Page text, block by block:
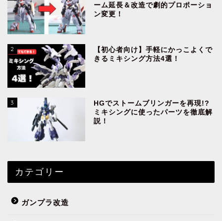
ーム延長＆改造で劇的プロポーショ
ン変更！
2
【初心者向け】手軽にかっこよくで
きるミキシング方法4選！
3
HGでストームブリンガーを再現!?
ミキシングに使ったパーツを徹底解
説！
カテゴリー
ガンプラ改造